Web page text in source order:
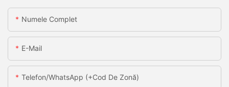
Numele Complet
E-Mail
Telefon/WhatsApp (+Cod De Zonă)